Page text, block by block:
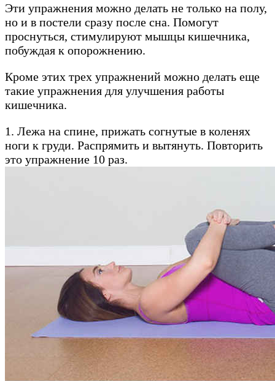
Эти упражнения можно делать не только на полу,
но и в постели сразу после сна. Помогут
проснуться, стимулируют мышцы кишечника,
побуждая к опорожнению.
Кроме этих трех упражнений можно делать еще
такие упражнения для улучшения работы
кишечника.
1. Лежа на спине, прижать согнутые в коленях
ноги к груди. Распрямить и вытянуть. Повторить
это упражнение 10 раз.